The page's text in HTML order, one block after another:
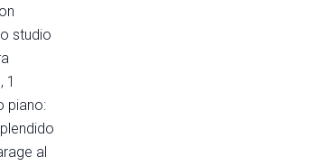
studio
1
piano:
al